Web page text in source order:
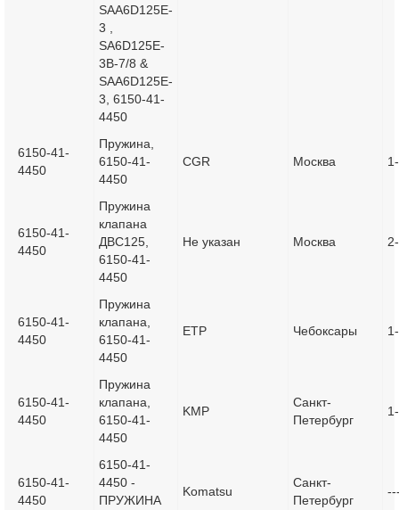
SAA6D125E-
3 ,
SA6D125E-
3B-7/8 &
SAA6D125E-
3, 6150-41-
4450
6150-41-
4450
Пружина,
6150-41-
4450
CGR Москва
6150-41-
4450
Пружина
клапана
ДВС125,
6150-41-
4450
Не указан Москва
6150-41-
4450
Пружина
клапана,
6150-41-
4450
ETP Чебоксары
6150-41-
4450
Пружина
клапана,
6150-41-
4450
KMP
Санкт-
Петербург
6150-41-
4450
6150-41-
4450 -
ПРУЖИНА
Komatsu
Санкт-
Петербург